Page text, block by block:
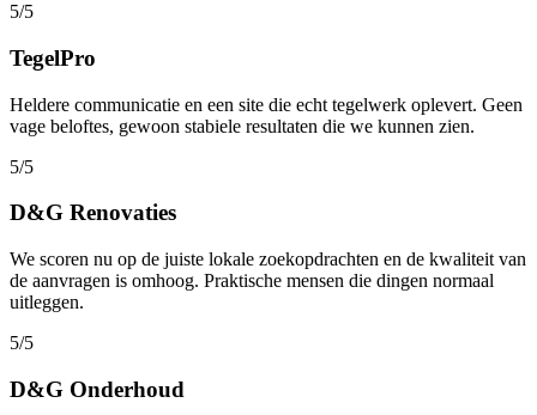
5/5
TegelPro
Heldere communicatie en een site die echt tegelwerk oplevert. Geen
vage beloftes, gewoon stabiele resultaten die we kunnen zien.
5/5
D&G Renovaties
We scoren nu op de juiste lokale zoekopdrachten en de kwaliteit van
de aanvragen is omhoog. Praktische mensen die dingen normaal
uitleggen.
5/5
D&G Onderhoud